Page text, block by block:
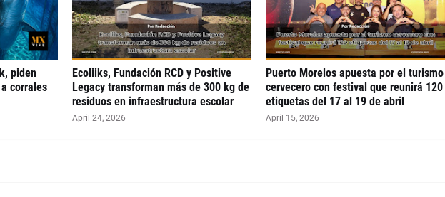
piden
corrales
Ecoliiks, Fundación RCD y Positive
Legacy transforman más de 300 kg de
residuos en infraestructura escolar
April 24, 2026
Puerto Morelos apuesta por el turismo
cervecero con festival que reunirá 120
etiquetas del 17 al 19 de abril
April 15, 2026